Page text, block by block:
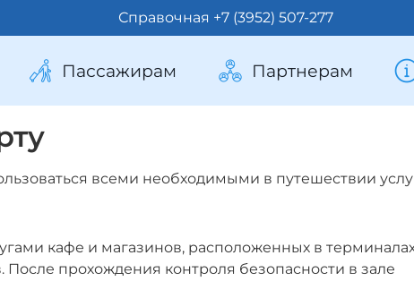
Справочная +7 (3952) 507-277
Пассажирам Партнерам
всеми необходимыми в путешествии
кафе и магазинов, расположенных в
прохождения контроля безопасности в зале